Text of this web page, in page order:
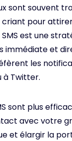
sont souvent
pour
est une
immédiate et
les
à Twitter.
sont plus
avec votre
et élargir la